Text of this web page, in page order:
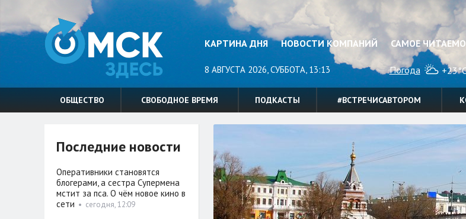
КАРТИНА ДНЯ НОВОСТИ КОМПАНИЙ САМОЕ
8 АВГУСТА 2026, СУББОТА, 13:13 Погода
ОБЩЕСТВО СВОБОДНОЕ ВРЕМЯ ПОДКАСТЫ #ВСТРЕЧИСАВТОРОМ
Последние новости
Оперативники становятся
блогерами, а сестра Супермена
мстит за пса. О чём новое кино в
сети • сегодня, 12:09